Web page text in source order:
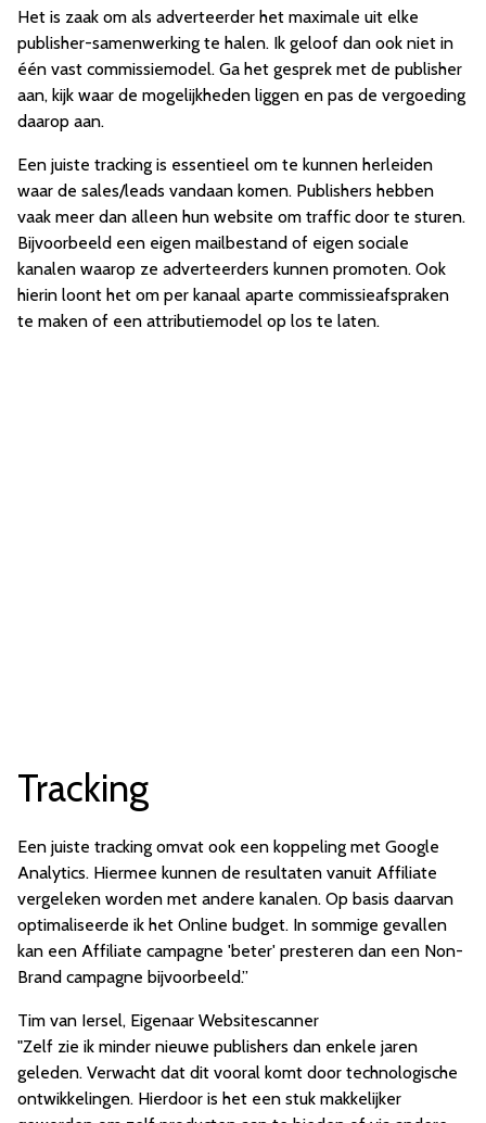
Het is zaak om als adverteerder het maximale uit elke
publisher-samenwerking te halen. Ik geloof dan ook niet in
één vast commissiemodel. Ga het gesprek met de publisher
aan, kijk waar de mogelijkheden liggen en pas de vergoeding
daarop aan.
Een juiste tracking is essentieel om te kunnen herleiden
waar de sales/leads vandaan komen. Publishers hebben
vaak meer dan alleen hun website om traffic door te sturen.
Bijvoorbeeld een eigen mailbestand of eigen sociale
kanalen waarop ze adverteerders kunnen promoten. Ook
hierin loont het om per kanaal aparte commissieafspraken
te maken of een attributiemodel op los te laten.
Tracking
Een juiste tracking omvat ook een koppeling met Google
Analytics. Hiermee kunnen de resultaten vanuit Affiliate
vergeleken worden met andere kanalen. Op basis daarvan
optimaliseerde ik het Online budget. In sommige gevallen
kan een Affiliate campagne 'beter' presteren dan een Non-
Brand campagne bijvoorbeeld.”
Tim van Iersel, Eigenaar Websitescanner
"Zelf zie ik minder nieuwe publishers dan enkele jaren
geleden. Verwacht dat dit vooral komt door technologische
ontwikkelingen. Hierdoor is het een stuk makkelijker